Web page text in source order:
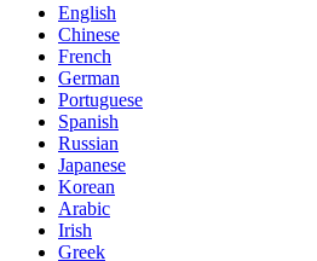
English
Chinese
French
German
Portuguese
Spanish
Russian
Japanese
Korean
Arabic
Irish
Greek